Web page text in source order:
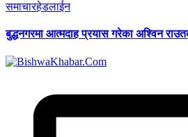
समाचारहेडलाईन
बुद्धनगरमा आत्मदाह प्रयास गरेका अश्विन